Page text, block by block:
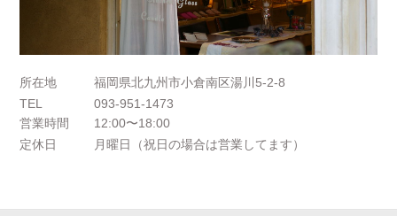
所在地
福岡県北九州市小倉南区湯川5-2-8
TEL
093-951-1473
営業時間
12:00〜18:00
定休日
月曜日（祝日の場合は営業してます）